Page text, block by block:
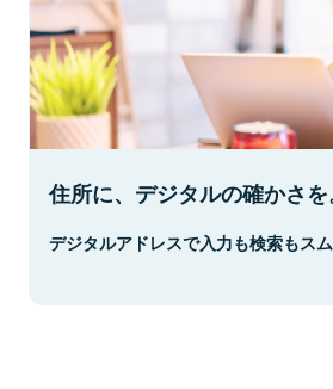
住所に、デジタルの確かさを
デジタルアドレスで入力も検索もスム